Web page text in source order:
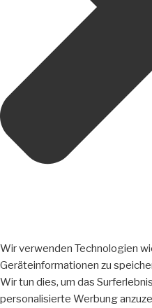
Wir verwenden Technologien
Geräteinformationen zu
Wir tun dies, um das
personalisierte Werbung